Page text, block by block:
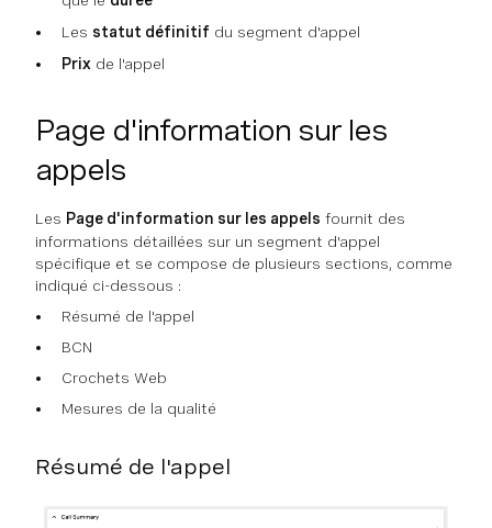
Les statut définitif du segment d'appel
Prix de l'appel
Page d'information sur les
appels
Les Page d'information sur les appels fournit des
informations détaillées sur un segment d'appel
spécifique et se compose de plusieurs sections, comme
indiqué ci-dessous :
Résumé de l'appel
BCN
Crochets Web
Mesures de la qualité
Résumé de l'appel